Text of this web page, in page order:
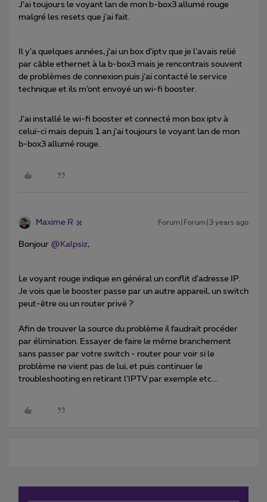
J’ai toujours le voyant lan de mon b-box3 allumé rouge
malgré les resets que j’ai fait.
Il y’a quelques années, j’ai un box d’iptv que je l’avais relié
par câble ethernet à la b-box3 mais je rencontrais souvent
de problèmes de connexion puis j’ai contacté le service
technique et ils m’ont envoyé un wi-fi booster.
J’ai installé le wi-fi booster et connecté mon box iptv à
celui-ci mais depuis 1 an j’ai toujours le voyant lan de mon
b-box3 allumé rouge.
Maxime R Forum|Forum|3 years ago
Bonjour @Kalpsiz,
Le voyant rouge indique en général un conflit d’adresse IP.
Je vois que le booster passe par un autre appareil, un switch
peut-être ou un router privé ?
Afin de trouver la source du problème il faudrait procéder
par élimination. Essayer de faire le même branchement
sans passer par votre switch - router pour voir si le
problème ne vient pas de lui, et puis continuer le
troubleshooting en retirant l’IPTV par exemple etc...